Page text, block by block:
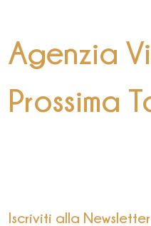
Agenzia
Prossima
Iscriviti alla